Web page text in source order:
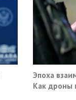
Эпоха
Как дроны